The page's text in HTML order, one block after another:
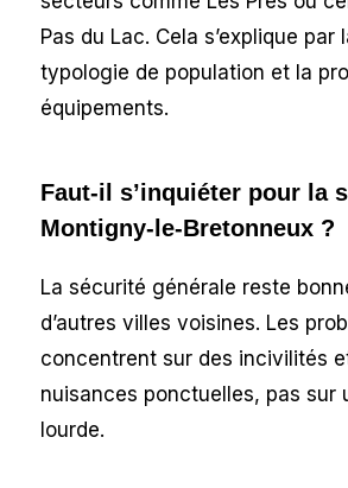
Pas du Lac. Cela s’explique
typologie de population et la
équipements.
Faut-il s’inquiéter pour la
Montigny-le-Bretonneux ?
La sécurité générale reste
d’autres villes voisines. Les
concentrent sur des incivilités
nuisances ponctuelles, pas sur
lourde.